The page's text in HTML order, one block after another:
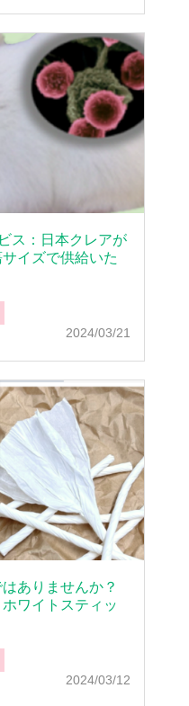
2024/03/21
ス：日本クレアが
イズで供給いた
2024/03/12
ありませんか？
ワイトスティッ